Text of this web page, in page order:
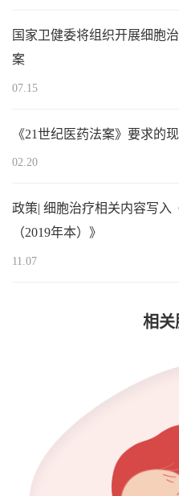
国家卫健委将组织开展细胞
案
07.15
《21世纪医药法案》要求的
02.20
政策| 细胞治疗相关内容写入
（2019年本）》
11.07
相关